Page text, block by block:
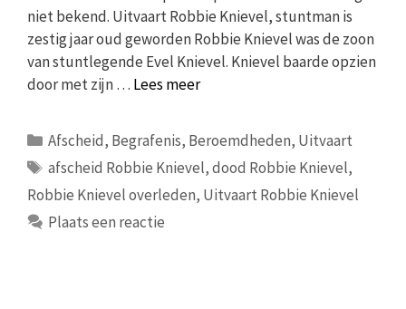
niet bekend. Uitvaart Robbie Knievel, stuntman is
zestig jaar oud geworden Robbie Knievel was de zoon
van stuntlegende Evel Knievel. Knievel baarde opzien
door met zijn … Lees meer
Categorieën
Afscheid, Begrafenis, Beroemdheden, Uitvaart
Tags
afscheid Robbie Knievel,dood Robbie Knievel,
Robbie Knievel overleden, Uitvaart Robbie Knievel
Plaats een reactie